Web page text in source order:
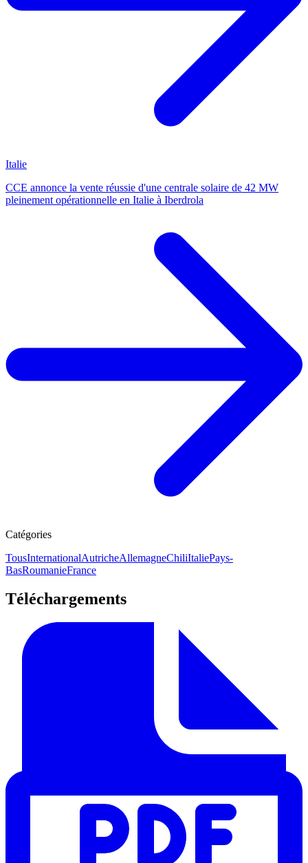
Italie
CCE annonce la vente réussie d'une centrale solaire de 42 MW
pleinement opérationnelle en Italie à Iberdrola
Catégories
TousInternationalAutricheAllemagneChiliItaliePays-
BasRoumanieFrance
Téléchargements